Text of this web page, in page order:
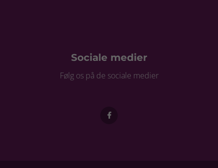
Sociale medier
Følg os på de sociale medier